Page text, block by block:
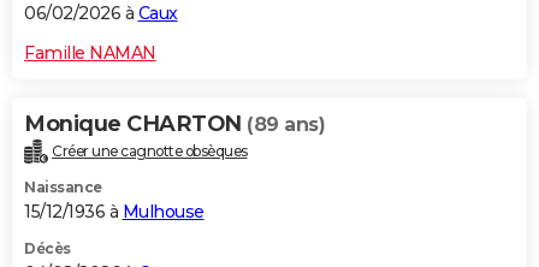
06/02/2026 à Caux
Famille NAMAN
Monique CHARTON (89 ans)
Créer une cagnotte obsèques
Naissance
15/12/1936 à Mulhouse
Décès